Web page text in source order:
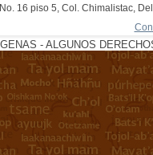
16 piso 5, Col. Chimalistac,
- ALGUNOS